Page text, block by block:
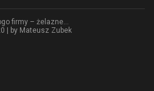
firmy – żelazne…
| by Mateusz Zubek